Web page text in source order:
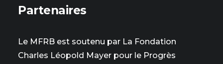
Partenaires
Le MFRB est soutenu par La Fondation
Charles Léopold Mayer pour le Progrès